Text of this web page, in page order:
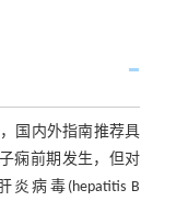
国内外指南推荐具
痫前期发生，但对
病毒(hepatitis B